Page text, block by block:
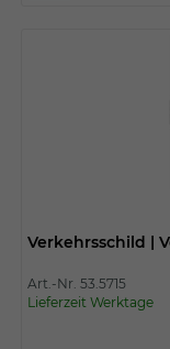
Verkehrsschild |
Art.-Nr. 53.5715
Lieferzeit Werktage